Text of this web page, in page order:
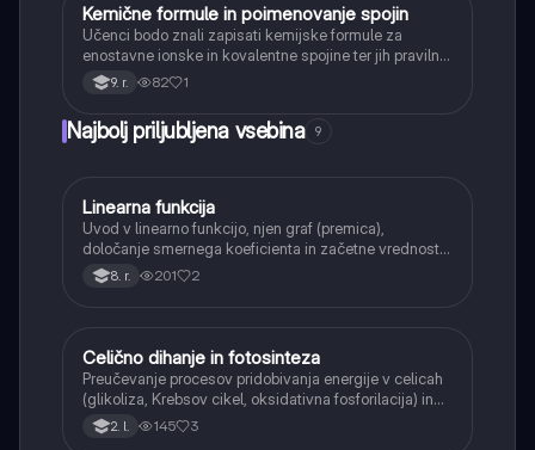
Kemija
Kemične formule in poimenovanje spojin
Učenci bodo znali zapisati kemijske formule za
enostavne ionske in kovalentne spojine ter jih pravilno
poimenovati po osnovnih pravilih.
9. r. 82 1
Najbolj priljubljena vsebina 9
Matematika
Linearna funkcija
Uvod v linearno funkcijo, njen graf (premica),
določanje smernega koeficienta in začetne vrednosti.
Učenci bodo znali narisati graf linearne funkcije.
8. r. 201 2
Naravoslovje
Celično dihanje in fotosinteza
Preučevanje procesov pridobivanja energije v celicah
(glikoliza, Krebsov cikel, oksidativna fosforilacija) in
pretvorbe svetlobne energije v kemično energijo
(fotosinteza).
2. l. 145 3